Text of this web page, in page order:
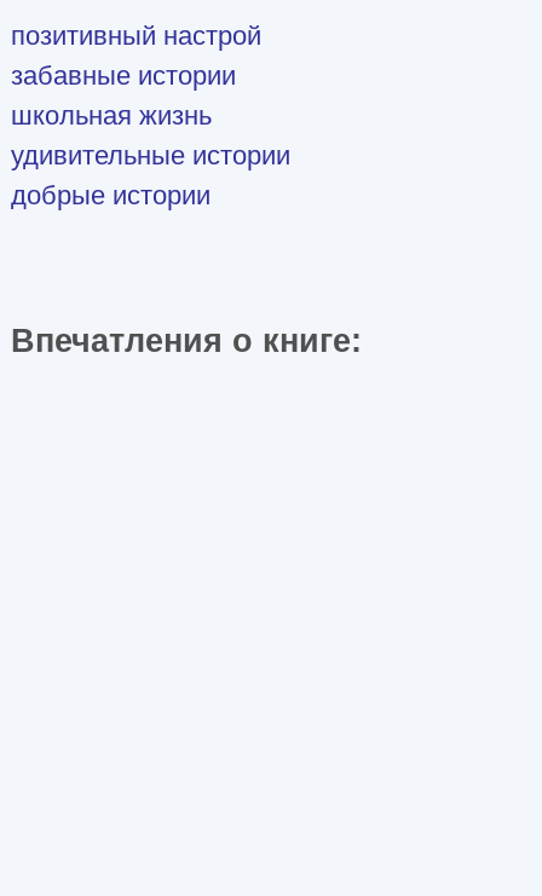
позитивный настрой
забавные истории
школьная жизнь
удивительные истории
добрые истории
Впечатления о книге: